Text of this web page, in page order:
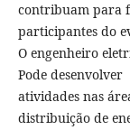
contribuam para
participantes do
O engenheiro
Pode desenvolver
atividades nas
distribuição de